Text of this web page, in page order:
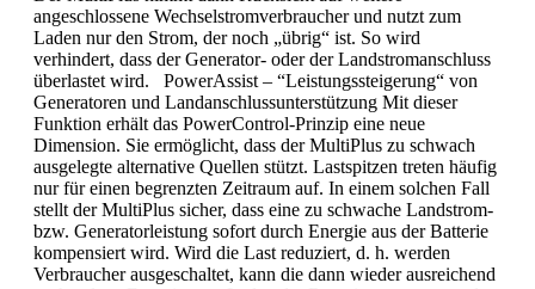
angeschlossene Wechselstromverbraucher und nutzt zum
Laden nur den Strom, der noch „übrig“ ist. So wird
verhindert, dass der Generator- oder der Landstromanschluss
überlastet wird. PowerAssist – “Leistungssteigerung“ von
Generatoren und Landanschlussunterstützung Mit dieser
Funktion erhält das PowerControl-Prinzip eine neue
Dimension. Sie ermöglicht, dass der MultiPlus zu schwach
ausgelegte alternative Quellen stützt. Lastspitzen treten häufig
nur für einen begrenzten Zeitraum auf. In einem solchen Fall
stellt der MultiPlus sicher, dass eine zu schwache Landstrom-
bzw. Generatorleistung sofort durch Energie aus der Batterie
kompensiert wird. Wird die Last reduziert, d. h. werden
Verbraucher ausgeschaltet, kann die dann wieder ausreichend